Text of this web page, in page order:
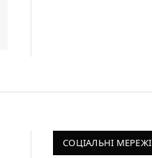
СОЦІАЛЬНІ МЕРЕЖІ